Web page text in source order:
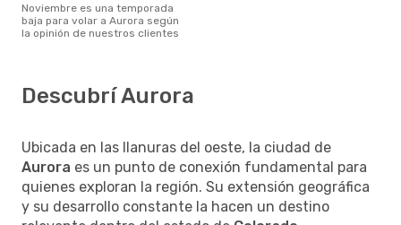
noviembre es una temporada
baja para volar a Aurora según
la opinión de nuestros clientes
Descubrí Aurora
Ubicada en las llanuras del oeste, la ciudad de
Aurora es un punto de conexión fundamental para
quienes exploran la región. Su extensión geográfica
y su desarrollo constante la hacen un destino